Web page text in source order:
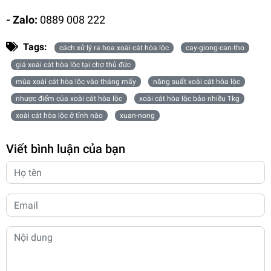
- Zalo: 0889 008 222
Tags: cách xử lý ra hoa xoài cát hòa lộc
cay-giong-can-tho
giá xoài cát hòa lộc tại chợ thủ đức
mùa xoài cát hòa lộc vào tháng mấy
năng suất xoài cát hòa lộc
nhược điểm của xoài cát hòa lộc
xoài cát hòa lộc bảo nhiều 1kg
xoài cát hòa lộc ở tỉnh nào
xuan-nong
Viết bình luận của bạn